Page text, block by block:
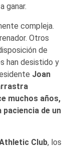
ganar.
compleja.
Otros
de
han desistido y
Joan
muchos años,
de un
Club, los